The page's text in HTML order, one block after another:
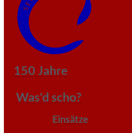
150 Jahre
Was'd scho?
Einsätze